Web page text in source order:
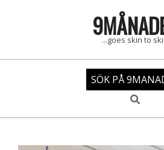
...goes skin to
SÖK PÅ
Search